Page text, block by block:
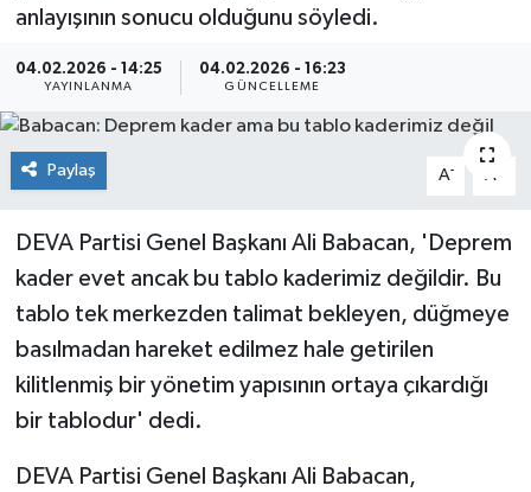
anlayışının sonucu olduğunu söyledi.
04.02.2026 - 14:25
YAYINLANMA
04.02.2026 - 16:23
GÜNCELLEME
Paylaş A- A
DEVA Partisi Genel Başkanı Ali Babacan, 'Deprem
kader evet ancak bu tablo kaderimiz değildir. Bu
tablo tek merkezden talimat bekleyen, düğmeye
basılmadan hareket edilmez hale getirilen
kilitlenmiş bir yönetim yapısının ortaya çıkardığı
bir tablodur' dedi.
DEVA Partisi Genel Başkanı Ali Babacan,
Magazin
Medya
Politika
Sağlık
Spor
Yaşam